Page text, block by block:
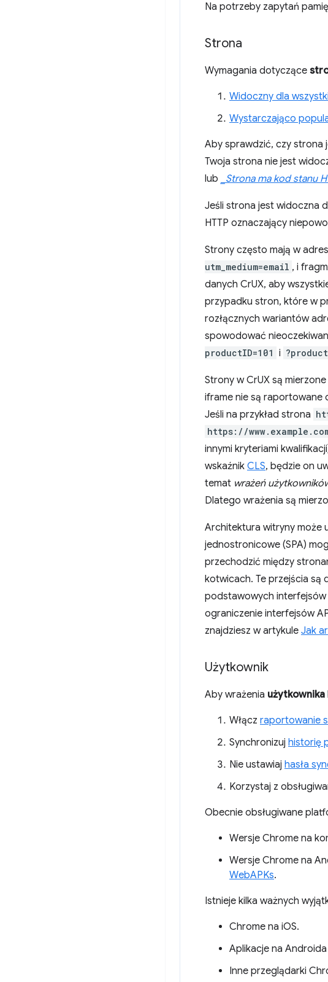
Na potrzeby zapytań
Strona
Wymagania dotyczące
Widoczny dla
Wystarczająco
Aby sprawdzić, czy
Twoja strona nie jest
lub
_Strona ma kod stanu
Jeśli strona jest widoczna
HTTP oznaczający
Strony często mają w
utm_medium=email , i
danych CrUX, aby
przypadku stron, które w
rozłącznych wariantów
spowodować
productID=101 i
Strony w CrUX są
iframe nie są raportowane
Jeśli na przykład strona
https://
innymi kryteriami
wskaźnik CLS, będzie on
temat wrażeń
Dlatego wrażenia są
Architektura witryny może
jednostronicowe (SPA)
przechodzić między
kotwicach. Te przejścia są
podstawowych interfejsów
ograniczenie interfejsów
znajdziesz w artykule Jak
Użytkownik
Aby wrażenia użytkownika
Włącz raportowanie
Synchronizuj historię
Nie ustawiaj hasła
Korzystaj z
Obecnie obsługiwane
Wersje Chrome na
Wersje Chrome na
WebAPKs.
Istnieje kilka ważnych
Chrome na iOS.
Aplikacje na
Inne przeglądarki